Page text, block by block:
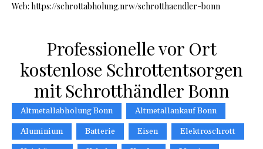
Web: https://schrottabholung.nrw/schrotthaendler-bonn
Professionelle vor Ort
kostenlose Schrottentsorgen
mit Schrotthändler Bonn
Altmetallabholung Bonn
Altmetallankauf Bonn
Aluminium
Batterie Eisen
Elektroschrott